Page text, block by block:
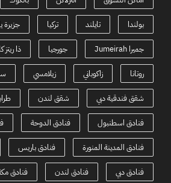
بولندا تايلند تركيا
جميرا Jumeirah جورجيا ذا ريتز
روتانا زاكوباني زيلامسي
شقق فندقية دبي شقق لندن
فنادق اسطنبول فنادق الدوحة
فنادق المدينة المنورة فنادق باريس
فنادق دبي فنادق لندن فنادق